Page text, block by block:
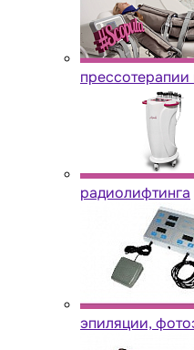
радиолифтинга
эпиляции,